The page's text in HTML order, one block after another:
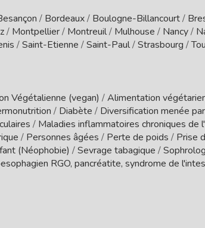
/ Bordeaux/ Boulogne-Billancourt/
/ Montpellier/ Montreuil/ Mulhouse / Nancy/
/Saint-Etienne /Saint-Paul/Strasbourg /
Végétalienne (vegan) /Alimentation
/ Diabète / Diversification menée
/ Maladies inflammatoires chroniques de
/ Personnes âgées / Perte de poids / Prise
(Néophobie) /Sevrage tabagique /
RGO, pancréatite, syndrome de